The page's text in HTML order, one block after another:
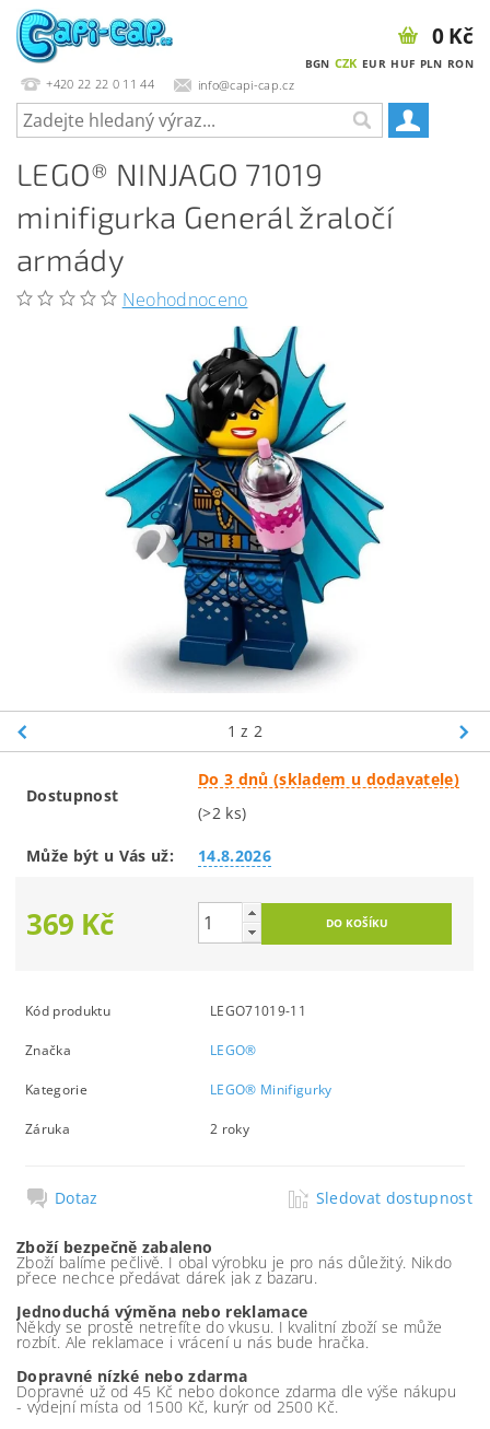
+420 22 22 0 11 44 info@capi-cap.cz
BGN CZK EUR HUF PLN RON
0 Kč
LEGO® NINJAGO 71019
minifigurka Generál žraločí
armády
Neohodnoceno
1 z 2
Dostupnost
Do 3 dnů (skladem u dodavatele)
(>2 ks)
Může být u Vás už: 14.8.2026
369 Kč
Kód produktu LEGO71019-11
Značka LEGO®
Kategorie LEGO® Minifigurky
Záruka 2 roky
Dotaz Sledovat dostupnost
Zboží bezpečně zabaleno
Zboží balíme pečlivě. I obal výrobku je pro nás důležitý. Nikdo
přece nechce předávat dárek jak z bazaru.
Jednoduchá výměna nebo reklamace
Někdy se prostě netrefíte do vkusu. I kvalitní zboží se může
rozbít. Ale reklamace i vrácení u nás bude hračka.
Dopravné nízké nebo zdarma
Dopravné už od 45 Kč nebo dokonce zdarma dle výše nákupu
- výdejní místa od 1500 Kč, kurýr od 2500 Kč.